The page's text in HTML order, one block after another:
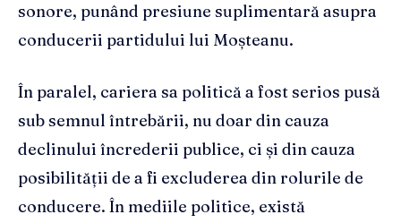
sonore, punând presiune suplimentară asupra
conducerii partidului lui Moșteanu.
În paralel, cariera sa politică a fost serios pusă
sub semnul întrebării, nu doar din cauza
declinului încrederii publice, ci și din cauza
posibilității de a fi excluderea din rolurile de
conducere. În mediile politice, există